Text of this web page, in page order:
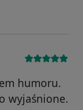
humoru.
wyjaśnione.